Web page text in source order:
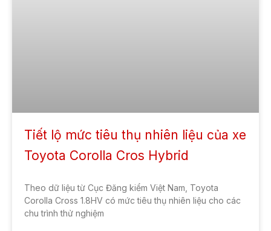
Tiết lộ mức tiêu thụ nhiên liệu của xe
Toyota Corolla Cros Hybrid
Theo dữ liệu từ Cục Đăng kiểm Việt Nam, Toyota
Corolla Cross 1.8HV có mức tiêu thụ nhiên liệu cho các
chu trình thử nghiệm